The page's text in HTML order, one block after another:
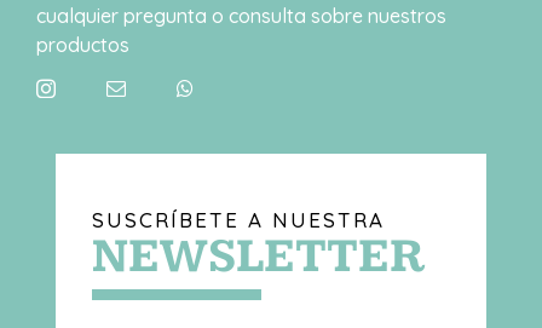
cualquier pregunta o consulta sobre nuestros
productos
SUSCRÍBETE A NUESTRA
NEWSLETTER